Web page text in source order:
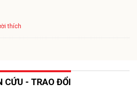
thích
CỨU - TRAO ĐỔI